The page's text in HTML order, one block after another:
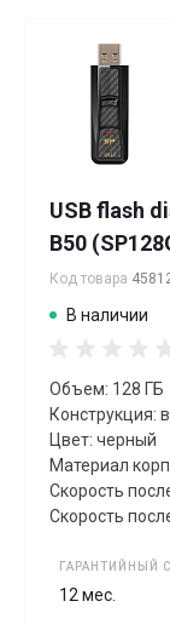
USB flash
B50
Код товара
В наличии
Объем: 128 ГБ
Конструкция:
Цвет: черный
Материал
Скорость
Скорость
ГАРАНТИЙНЫЙ
12 мес.